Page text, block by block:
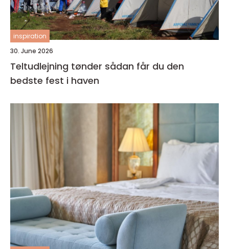
inspiration
30. June 2026
Teltudlejning tønder sådan får du den
bedste fest i haven